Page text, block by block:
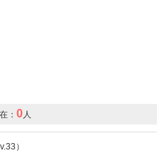
： 0人
）